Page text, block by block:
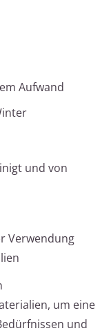
Aufwand
und von
Verwendung
um eine
und